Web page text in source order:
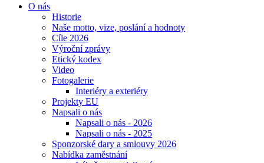
O nás
Historie
Naše motto, vize, poslání a hodnoty
Cíle 2026
Výroční zprávy
Etický kodex
Video
Fotogalerie
Interiéry a exteriéry
Projekty EU
Napsali o nás
Napsali o nás - 2026
Napsali o nás - 2025
Sponzorské dary a smlouvy 2026
Nabídka zaměstnání